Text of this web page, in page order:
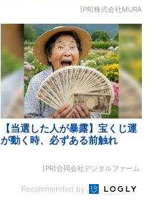
[PR]株式会社MURA
【当選した人が暴露】宝くじ運
が動く時、必ずある前触れ
[PR]合同会社デジタルファーム
Recommended by